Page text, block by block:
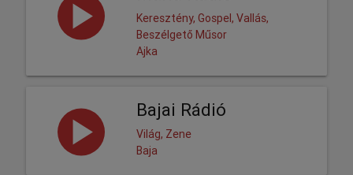
Keresztény, Gospel, Vallás,
Beszélgető Műsor
Ajka
Bajai Rádió
Világ, Zene
Baja